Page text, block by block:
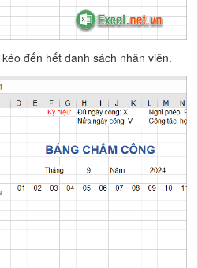
đến hết danh sách nhân viên.